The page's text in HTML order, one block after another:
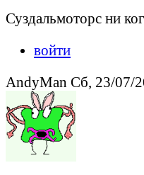
Суздальмоторс ни
войти
AndyMan Сб, 23/07/